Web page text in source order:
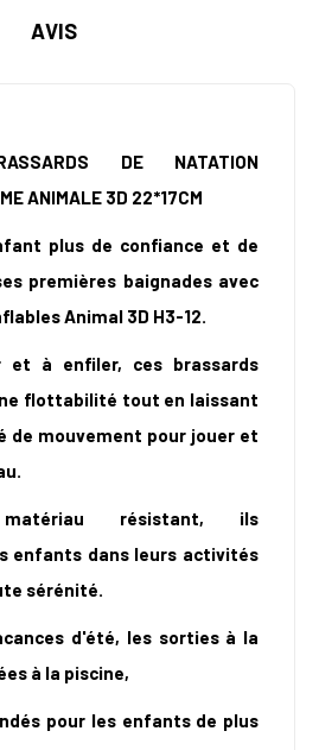
AVIS
DE NATATION
ANIMALE 3D 22*17CM
plus de confiance et de
premières baignades avec
Animal 3D H3-12.
et à enfiler, ces brassards
flottabilité tout en laissant
de mouvement pour jouer et
résistant, ils
enfants dans leurs activités
sérénité.
d'été, les sorties à la
à la piscine,
pour les enfants de plus